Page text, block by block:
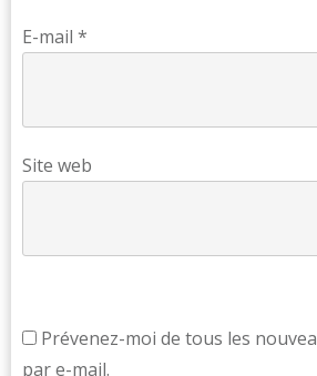
E-mail *
Site web
Prévenez-moi de tous les
par e-mail.